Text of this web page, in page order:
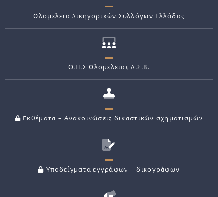
Ολομέλεια Δικηγορικών Συλλόγων Ελλάδας
Ο.Π.Σ Ολομέλειας Δ.Σ.Β.
Εκθέματα – Ανακοινώσεις δικαστικών σχηματισμών
Υποδείγματα εγγράφων – δικογράφων